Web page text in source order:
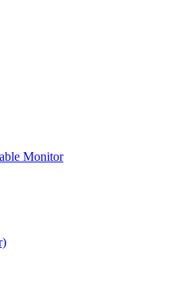
Monitor